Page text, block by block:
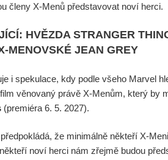
členy X-Menů představovat noví herci.
HVĚZDA STRANGER
MENOVSKÉ JEAN GREY
i spekulace, kdy podle všeho Marvel
věnovaný právě X-Menům, který by
(premiéra 6. 5. 2027).
že minimálně někteří X-
noví herci nám zřejmě budou